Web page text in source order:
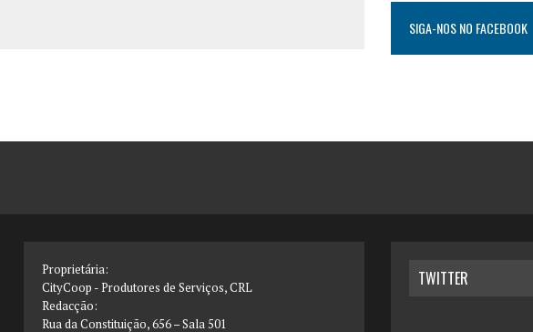
SIGA-NOS NO FACEBOOK
Proprietária:
CityCoop - Produtores de Serviços, CRL
Redacção:
Rua da Constituição, 656 – Sala 501
TWITTER